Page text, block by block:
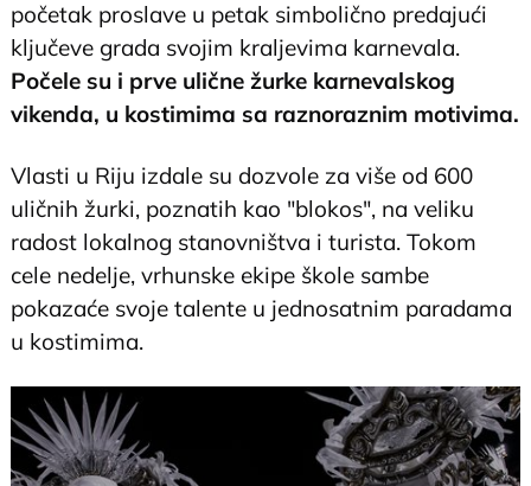
početak proslave u petak simbolično predajući
ključeve grada svojim kraljevima karnevala.
Počele su i prve ulične žurke karnevalskog
vikenda, u kostimima sa raznoraznim motivima.
Vlasti u Riju izdale su dozvole za više od 600
uličnih žurki, poznatih kao "blokos", na veliku
radost lokalnog stanovništva i turista. Tokom
cele nedelje, vrhunske ekipe škole sambe
pokazaće svoje talente u jednosatnim paradama
u kostimima.